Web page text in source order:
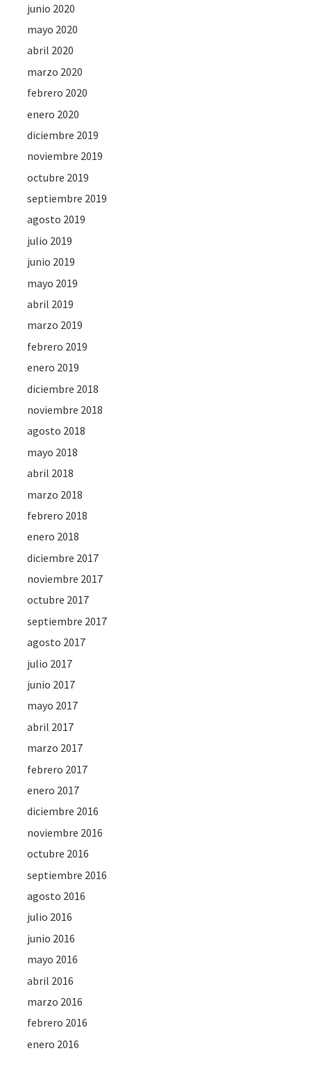
junio 2020
mayo 2020
abril 2020
marzo 2020
febrero 2020
enero 2020
diciembre 2019
noviembre 2019
octubre 2019
septiembre 2019
agosto 2019
julio 2019
junio 2019
mayo 2019
abril 2019
marzo 2019
febrero 2019
enero 2019
diciembre 2018
noviembre 2018
agosto 2018
mayo 2018
abril 2018
marzo 2018
febrero 2018
enero 2018
diciembre 2017
noviembre 2017
octubre 2017
septiembre 2017
agosto 2017
julio 2017
junio 2017
mayo 2017
abril 2017
marzo 2017
febrero 2017
enero 2017
diciembre 2016
noviembre 2016
octubre 2016
septiembre 2016
agosto 2016
julio 2016
junio 2016
mayo 2016
abril 2016
marzo 2016
febrero 2016
enero 2016